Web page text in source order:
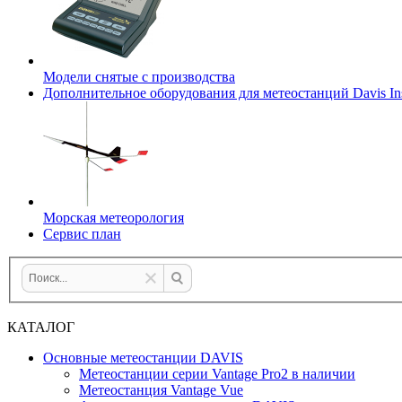
Модели снятые с производства
Дополнительное оборудования для метеостанций Davis
Морская метеорология
Сервис план
КАТАЛОГ
Основные метеостанции DAVIS
Метеостанции серии Vantage Pro2 в наличии
Метеостанция Vantage Vue